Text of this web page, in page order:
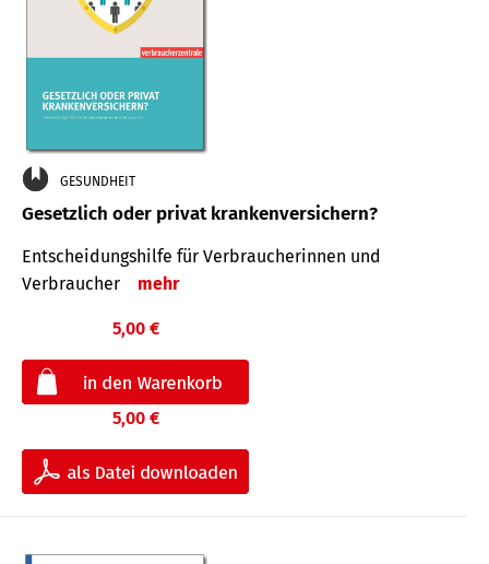
GESUNDHEIT
Gesetzlich oder privat krankenversichern?
Entscheidungshilfe für Verbraucherinnen und
Verbraucher
mehr
5,00 €
5,00 €